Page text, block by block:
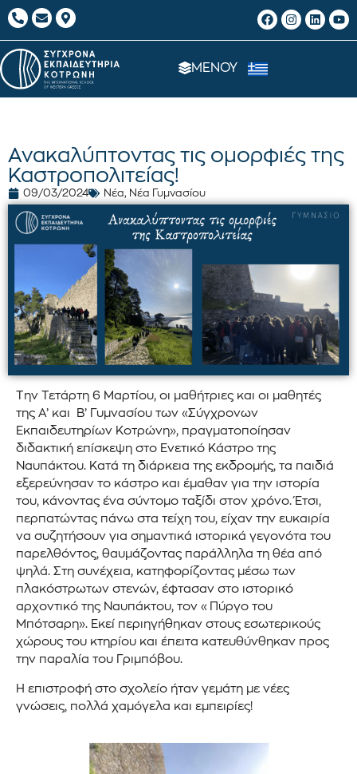
ΜΕΝΟΥ
Ανακαλύπτοντας τις ομορφιές της
Καστροπολιτείας!
09/03/2024 Νέα, Νέα Γυμνασίου
Την Τετάρτη 6 Μαρτίου, οι μαθήτριες και οι μαθητές
της Α’ και Β’ Γυμνασίου των «Σύγχρονων
Εκπαιδευτηρίων Κοτρώνη», πραγματοποίησαν
διδακτική επίσκεψη στο Ενετικό Κάστρο της
Ναυπάκτου. Κατά τη διάρκεια της εκδρομής, τα παιδιά
εξερεύνησαν το κάστρο και έμαθαν για την ιστορία
του, κάνοντας ένα σύντομο ταξίδι στον χρόνο. Έτσι,
περπατώντας πάνω στα τείχη του, είχαν την ευκαιρία
να συζητήσουν για σημαντικά ιστορικά γεγονότα του
παρελθόντος, θαυμάζοντας παράλληλα τη θέα από
ψηλά. Στη συνέχεια, κατηφορίζοντας μέσω των
πλακόστρωτων στενών, έφτασαν στο ιστορικό
αρχοντικό της Ναυπάκτου, τον «Πύργο του
Μπότσαρη». Εκεί περιηγήθηκαν στους εσωτερικούς
χώρους του κτηρίου και έπειτα κατευθύνθηκαν προς
την παραλία του Γριμπόβου.
Η επιστροφή στο σχολείο ήταν γεμάτη με νέες
γνώσεις, πολλά χαμόγελα και εμπειρίες!